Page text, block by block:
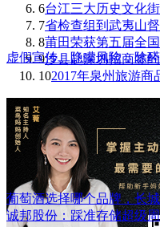
虚假宣传、隐瞒风险，除
葡萄酒选择哪个品牌，长
诚邦股份：踩准存储超级
6台江三大历史文化
7省检查组到武夷山
8莆田荣获第五届全
9沙县赴深圳招商签
102017年泉州旅游